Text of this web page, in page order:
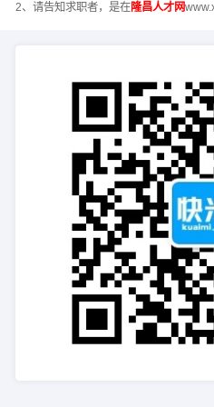
2、请告知求职者，是在隆昌人才网